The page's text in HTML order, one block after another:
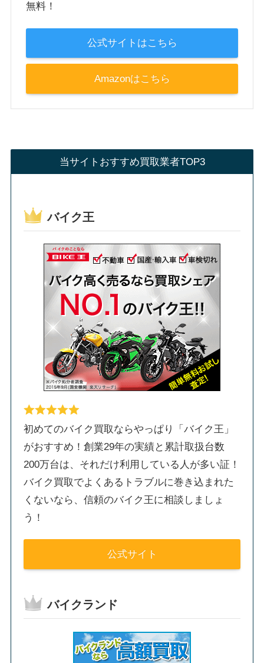
無料！
公式サイトはこちら
Amazonはこちら
当サイトおすすめ買取業者TOP3
バイク王
初めてのバイク買取ならやっぱり「バイク王」
がおすすめ！創業29年の実績と累計取扱台数
200万台は、それだけ利用している人が多い証！
バイク買取でよくあるトラブルに巻き込まれた
くないなら、信頼のバイク王に相談しましょ
う！
公式サイト
バイクランド